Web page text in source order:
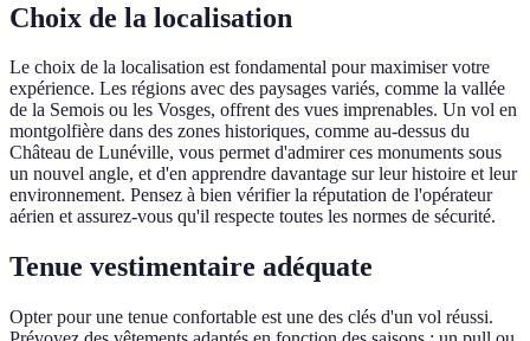
Choix de la localisation
Le choix de la localisation est fondamental pour maximiser votre
expérience. Les régions avec des paysages variés, comme la vallée
de la Semois ou les Vosges, offrent des vues imprenables. Un vol en
montgolfière dans des zones historiques, comme au-dessus du
Château de Lunéville, vous permet d'admirer ces monuments sous
un nouvel angle, et d'en apprendre davantage sur leur histoire et leur
environnement. Pensez à bien vérifier la réputation de l'opérateur
aérien et assurez-vous qu'il respecte toutes les normes de sécurité.
Tenue vestimentaire adéquate
Opter pour une tenue confortable est une des clés d'un vol réussi.